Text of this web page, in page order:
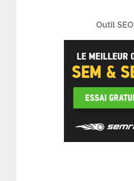
Outil SEO